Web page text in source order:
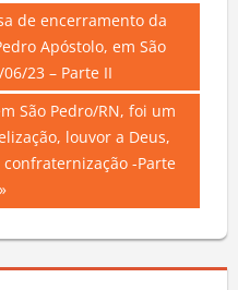
de encerramento da
Apóstolo, em São
23 – Parte II
São Pedro/RN, foi um
louvor a Deus,
-Parte